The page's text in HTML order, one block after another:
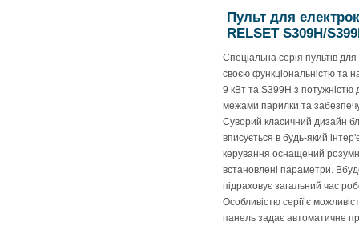
Пульт для
RELSET S309H/
Спеціальна серія пультів
своєю функціональністю та
9 кВт та S399H з потужністю
межами парилки та
Суворий класичний дизайн
вписується в будь-який
керування оснащений
встановлені параметри.
підраховує загальний час
Особливістю серії є
панель задає автоматичне